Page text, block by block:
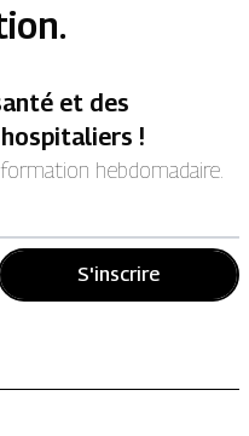
et des
!
hebdomadaire.
S'inscrire